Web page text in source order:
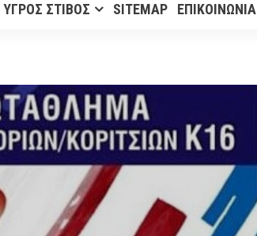
ΥΓΡΟΣ ΣΤΙΒΟΣ SITEMAP ΕΠΙΚΟΙΝΩΝΙΑ